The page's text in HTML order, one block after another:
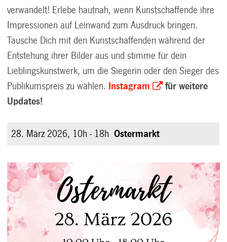
verwandelt! Erlebe hautnah, wenn Kunstschaffende ihre
Impressionen auf Leinwand zum Ausdruck bringen.
Tausche Dich mit den Kunstschaffenden während der
Entstehung ihrer Bilder aus und stimme für dein
Lieblingskunstwerk, um die Siegerin oder den Sieger des
Publikumspreis zu wählen. Instagram
für weitere
Updates!
28. März 2026, 10h - 18hOstermarkt